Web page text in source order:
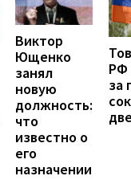
Виктор
Ющенко
занял
новую
должность:
что
известно о
его
назначении
РФ
за